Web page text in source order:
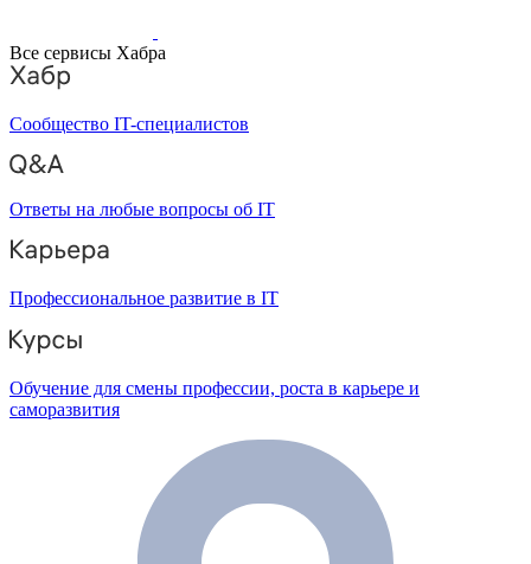
Все сервисы Хабра
Сообщество IT-специалистов
Ответы на любые вопросы об IT
Профессиональное развитие в IT
Обучение для смены профессии, роста в карьере и
саморазвития